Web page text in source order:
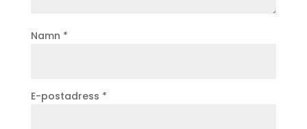
Namn *
E-postadress *